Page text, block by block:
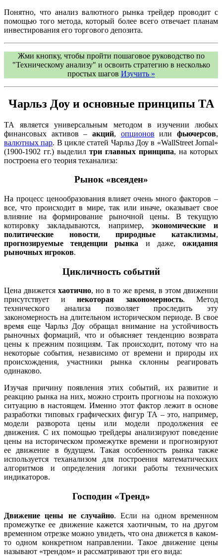
Понятно, что анализ валютного рынка трейдер проводит с
помощью того метода, который более всего отвечает планам
инвестирования его торгового депозита.
Жми кнопку, чтобы пройти пошаговое руководство по
"Техническому анализу" и освоить стратегию в несколько
простых шагов Изучить »
Чарльз Доу и основные принципы ТА
ТА является универсальным методом в изучении любых
финансовых активов – акций, опционов илифьючерсов,
валютных пар. В цикле статей Чарльз Доу в «WallStreet Jornal»
(1900-1902 гг.) выделил три главных принципа, на которых
построена его теория теханализа:
Рынок «всеяден»
На процесс ценообразования влияет очень много факторов –
все, что происходит в мире, так или иначе, оказывает свое
влияние на формирование рыночной цены. В текущую
котировку закладываются, например, экономические и
политические новости,природные катаклизмы,
прогнозируемые тенденции рынка и даже,ожидания
рыночных игроков.
Цикличность событий
Цена движется хаотично, но в то же время, в этом движении
присутствует и некоторая закономерность. Метод
технического анализа позволяет проследить эту
закономерность на длительном историческом периоде. В свое
время еще Чарльз Доу обращал внимание на устойчивость
рыночных формаций, что и объясняет тенденцию возврата
цены к прежним позициям. Так происходит, потому что на
некоторые события, независимо от времени и природы их
происхождения, участники рынка склонны реагировать
одинаково.
Изучая причину появления этих событий, их развитие и
реакцию рынка на них, можно строить прогнозы на похожую
ситуацию в настоящем. Именно этот фактор лежит в основе
разработки типовых графических фигур ТА – это, например,
модели разворота цены или модели продолжения ее
движения. С их помощью трейдеры анализируют поведение
цены на историческом промежутке времени и прогнозируют
ее движение в будущем. Такая особенность рынка также
используется теханализом для построения математических
алгоритмов и определения логики работы технических
индикаторов.
Господин «Тренд»
Движение цены не случайно. Если на одном временном
промежутке ее движение кажется хаотичным, то на другом
временном отрезке можно увидеть, что она движется в каком-
то одном конкретном направлении. Такое движение цены
называют «трендом» и рассматривают три его вида: